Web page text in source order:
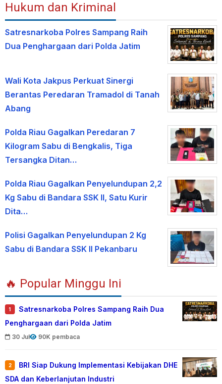
Hukum dan Kriminal
Satresnarkoba Polres Sampang Raih
Dua Penghargaan dari Polda Jatim
Wali Kota Jakpus Perkuat Sinergi
Berantas Peredaran Tramadol di Tanah
Abang
Polda Riau Gagalkan Peredaran 7
Kilogram Sabu di Bengkalis, Tiga
Tersangka Ditan…
Polda Riau Gagalkan Penyelundupan 2,2
Kg Sabu di Bandara SSK II, Satu Kurir
Dita…
Polisi Gagalkan Penyelundupan 2 Kg
Sabu di Bandara SSK II Pekanbaru
🔥 Popular Minggu Ini
1
Satresnarkoba Polres Sampang Raih Dua
Penghargaan dari Polda Jatim
30 Jul 90K pembaca
2
BRI Siap Dukung Implementasi Kebijakan DHE
SDA dan Keberlanjutan Industri